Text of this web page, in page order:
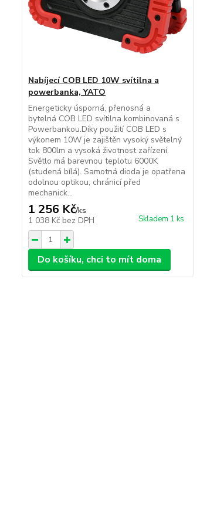
Nabíjecí COB LED 10W svítilna a
powerbanka, YATO
Energeticky úsporná, přenosná a
bytelná COB LED svítilna kombinovaná s
Powerbankou.Díky použití COB LED s
výkonem 10W je zajištěn vysoký světelný
tok 800lm a vysoká životnost zařízení.
Světlo má barevnou teplotu 6000K
(studená bílá). Samotná dioda je opatřena
odolnou optikou, chránicí před
mechanick...
1 256 Kč/ks
1 038 Kč bez DPH Skladem 1 ks
Do košíku, chci to mít doma